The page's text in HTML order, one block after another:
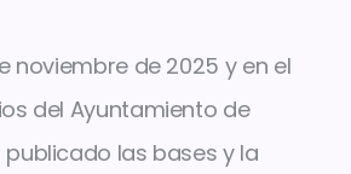
noviembre de 2025 y en el
del Ayuntamiento de
las bases y la